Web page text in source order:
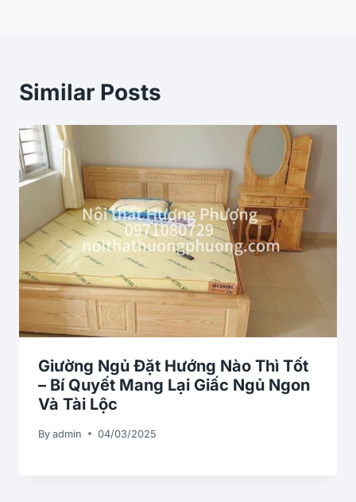
Similar Posts
Giường Ngủ Đặt Hướng Nào Thì Tốt
– Bí Quyết Mang Lại Giấc Ngủ Ngon
Và Tài Lộc
By admin 04/03/2025